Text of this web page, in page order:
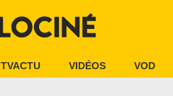
TVACTU VIDÉOS VOD